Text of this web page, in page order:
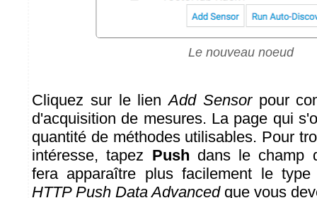
Le nouveau noeud
Cliquez sur le lienAdd Sensorpour
d'acquisition de mesures. La page qui
quantité de méthodes utilisables. Pour
intéresse, tapez Push dans le champ
fera apparaître plus facilement le
HTTP Push Data Advancedque vous